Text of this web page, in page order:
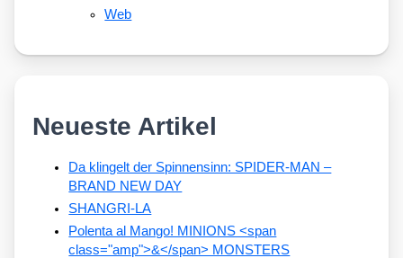
Web
Neueste Artikel
Da klingelt der Spinnensinn: SPIDER-MAN –
BRAND NEW DAY
SHANGRI-LA
Polenta al Mango! MINIONS <span
class="amp">&</span> MONSTERS